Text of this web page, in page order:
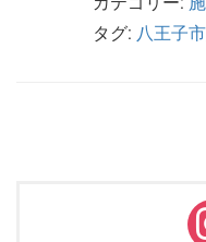
タグ: 八王子市